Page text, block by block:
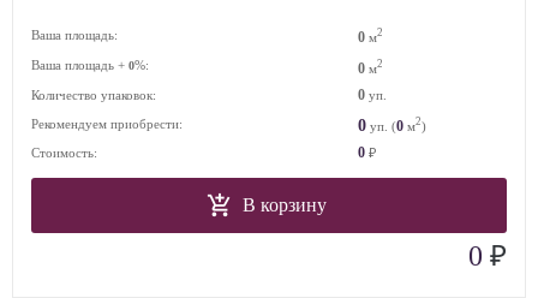
Ваша площадь: 0 м2
Ваша площадь + 0%: 0 м2
Количество упаковок: 0 уп.
Рекомендуем приобрести:
0 уп. (0 м2)
Стоимость:
0 ₽
В корзину
0 ₽